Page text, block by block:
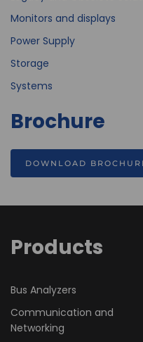
Monitors and displays
Power Supply
Storage
Systems
Brochure
DOWNLOAD
Products
Bus Analyzers
Communication and
Networking